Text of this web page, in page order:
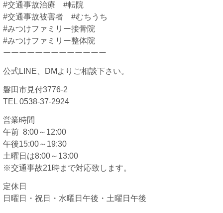
#交通事故治療 #転院
#交通事故被害者 #むちうち
#みつけファミリー接骨院
#みつけファミリー整体院
ーーーーーーーーーーーーー
公式LINE、DMよりご相談下さい。
磐田市見付3776-2
TEL 0538-37-2924
営業時間
午前 8:00～12:00
午後15:00～19:30
土曜日は8:00～13:00
※交通事故21時まで対応致します。
定休日
日曜日・祝日・水曜日午後・土曜日午後